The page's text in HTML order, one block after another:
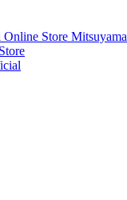
Store Mitsuyama